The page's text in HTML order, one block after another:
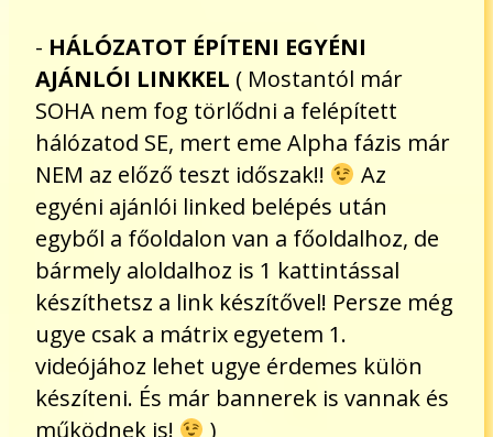
- HÁLÓZATOT ÉPÍTENI EGYÉNI
AJÁNLÓI LINKKEL ( Mostantól már
SOHA nem fog törlődni a felépített
hálózatod SE, mert eme Alpha fázis már
NEM az előző teszt időszak!!
Az
egyéni ajánlói linked belépés után
egyből a főoldalon van a főoldalhoz, de
bármely aloldalhoz is 1 kattintással
készíthetsz a link készítővel! Persze még
ugye csak a mátrix egyetem 1.
videójához lehet ugye érdemes külön
készíteni. És már bannerek is vannak és
működnek is!
)